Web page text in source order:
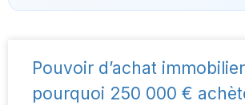
Pouvoir d’achat
pourquoi 250 000 €